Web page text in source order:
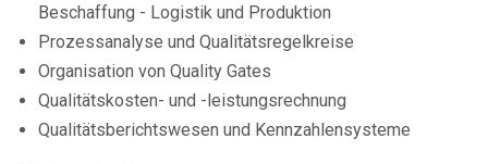
Beschaffung - Logistik und Produktion
Prozessanalyse und Qualitätsregelkreise
Organisation von Quality Gates
Qualitätskosten- und -leistungsrechnung
Qualitätsberichtswesen und Kennzahlensysteme